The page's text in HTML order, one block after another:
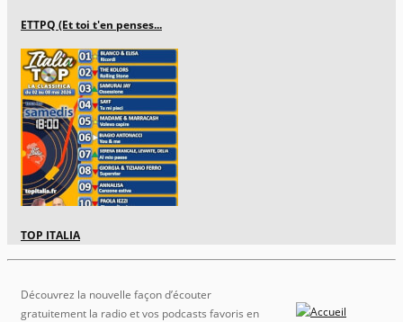
ETTPQ (Et toi t'en penses...
TOP ITALIA
Découvrez la nouvelle façon d’écouter
gratuitement la radio et vos podcasts favoris en